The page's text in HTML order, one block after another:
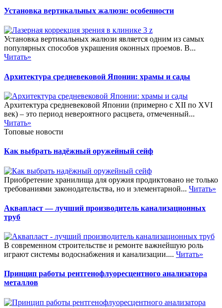
Установка вертикальных жалюзи: особенности
Установка вертикальных жалюзи является одним из самых
популярных способов украшения оконных проемов. В...
Читать»
Архитектура средневековой Японии: храмы и сады
Архитектура средневековой Японии (примерно с XII по XVI
век) – это период невероятного расцвета, отмеченный...
Читать»
Топовые новости
Как выбрать надёжный оружейный сейф
Приобретение хранилища для оружия продиктовано не только
требованиями законодательства, но и элементарной... Читать»
Аквапласт — лучший производитель канализационных
труб
В современном строительстве и ремонте важнейшую роль
играют системы водоснабжения и канализации.... Читать»
Принцип работы рентгенофлуоресцентного анализатора
металлов